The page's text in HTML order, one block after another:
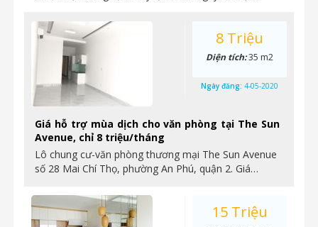
Giá hỗ trợ mùa dịch cho văn phòng tại The Sun
Avenue, chỉ 8 triệu/tháng
Lô chung cư-văn phòng thương mại The Sun Avenue
số 28 Mai Chí Thọ, phường An Phú, quận 2. Giá…
8 Triệu
Diện tích:35 m2
Ngày đăng: 4-05-2020
15 Triệu